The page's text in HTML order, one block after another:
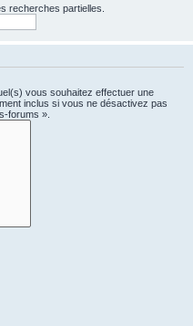
recherches partielles.
vous souhaitez effectuer une
inclus si vous ne désactivez pas
forums ».